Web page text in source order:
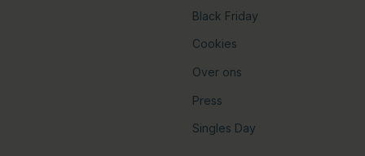
Black Friday
Cookies
Over ons
Press
Singles Day